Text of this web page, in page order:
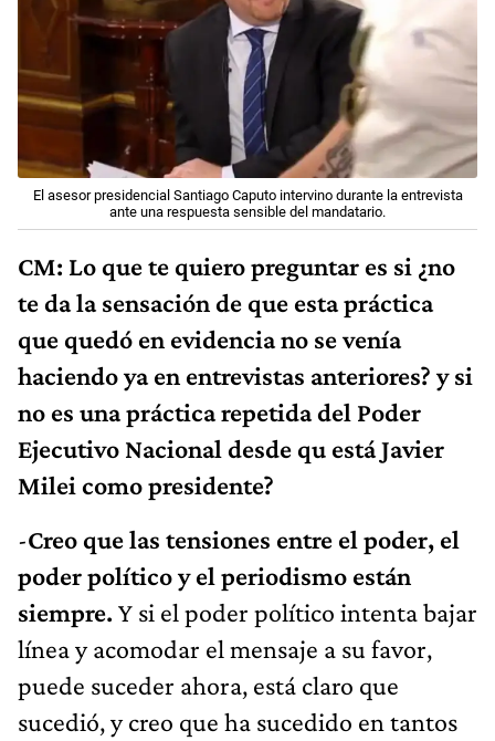
El asesor presidencial Santiago Caputo intervino durante la entrevista
ante una respuesta sensible del mandatario.
CM: Lo que te quiero preguntar es si ¿no
te da la sensación de que esta práctica
que quedó en evidencia no se venía
haciendo ya en entrevistas anteriores? y si
no es una práctica repetida del Poder
Ejecutivo Nacional desde qu está Javier
Milei como presidente?
-Creo que las tensiones entre el poder, el
poder político y el periodismo están
siempre. Y si el poder político intenta bajar
línea y acomodar el mensaje a su favor,
puede suceder ahora, está claro que
sucedió, y creo que ha sucedido en tantos